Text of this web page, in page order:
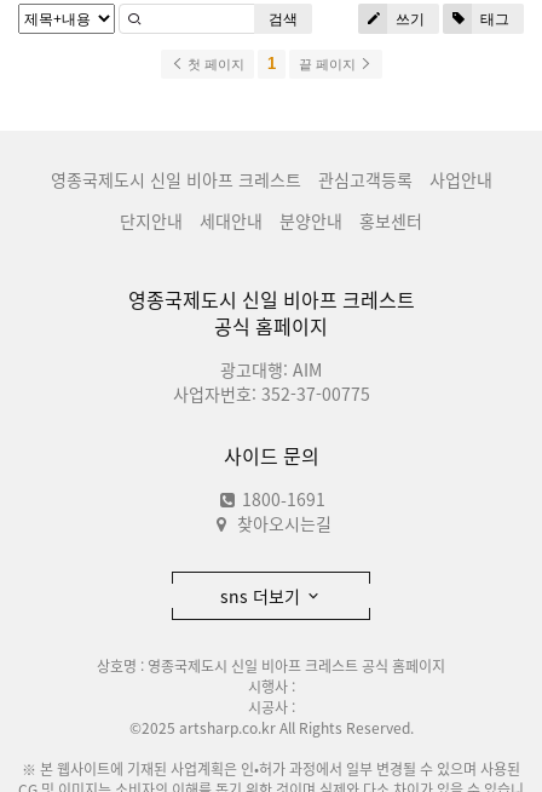
쓰기 태그
검색
첫 페이지 1 끝 페이지
영종국제도시 신일 비아프 크레스트 관심고객등록
사업안내
단지안내
세대안내 분양안내 홍보센터
영종국제도시 신일 비아프 크레스트
공식 홈페이지
광고대행: AIM
사업자번호: 352-37-00775
사이드 문의
1800-1691
찾아오시는길
sns 더보기
상호명 : 영종국제도시 신일 비아프 크레스트 공식 홈페이지
시행사 :
시공사 :
©2025 artsharp.co.kr All Rights Reserved.
※ 본 웹사이트에 기재된 사업계획은 인•허가 과정에서 일부 변경될 수 있으며 사용된